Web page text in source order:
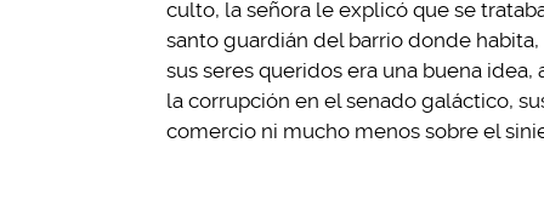
culto, la señora le explicó que se
santo guardián del barrio donde
sus seres queridos era una buena
la corrupción en el senado galáctico,
comercio ni mucho menos sobre el